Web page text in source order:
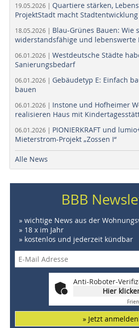
19.05.2026 | Quartiere stärken,
ProjektStadt macht
18.05.2026 | Blau-Grünes Bauen: Wie
widerstandsfähige und lebenswerte
06.01.2026 | Westdeutsche Städte
Sanierungsbedarf
06.01.2026 | Gebäudetyp E: Einfach
bauen
06.01.2026 | Instone und Hofheimer
realisieren Haus mit
06.01.2026 | PIONIERKRAFT und
Mieterstrom-Projekt „Zossen I“
Alle News
BBB
» wichtige News aus der
» 18 x im Jahr
» kostenlos und jederzeit kündbar
Anti-Roboter-
Hier
» Jetzt